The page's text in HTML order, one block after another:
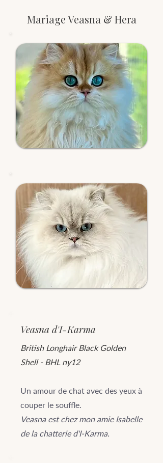
Mariage Veasna & Hera
Veasna d'I-Karma
British Longhair Black Golden
Shell - BHL ny12
Un amour de chat avec des yeux à
couper le souffle.
Veasna est chez mon amie Isabelle
de la chatterie d'I-Karma.